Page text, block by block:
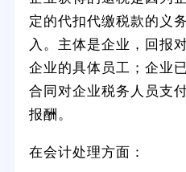
定的代扣代缴税款的义
入。主体是企业，回报
企业的具体员工；企业
合同对企业税务人员支
报酬。
在会计处理方面：